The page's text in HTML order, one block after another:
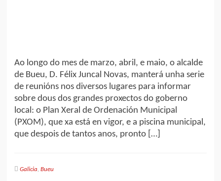
Ao longo do mes de marzo, abril, e maio, o alcalde
de Bueu, D. Félix Juncal Novas, manterá unha serie
de reunións nos diversos lugares para informar
sobre dous dos grandes proxectos do goberno
local: o Plan Xeral de Ordenación Municipal
(PXOM), que xa está en vigor, e a piscina municipal,
que despois de tantos anos, pronto […]
Galicia, Bueu